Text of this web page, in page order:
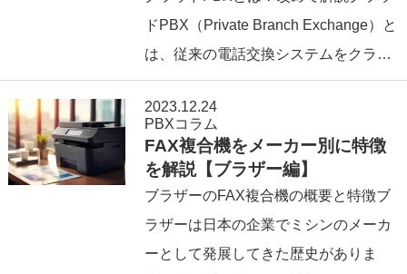
ドPBX（Private Branch Exchange）と
は、従来の電話交換システムをクラ…
2023.12.24
PBXコラム
FAX複合機をメーカー別に特徴
を解説【ブラザー編】
ブラザーのFAX複合機の概要と特徴ブ
ラザーは日本の企業でミシンのメーカ
ーとして発展してきた歴史がありま